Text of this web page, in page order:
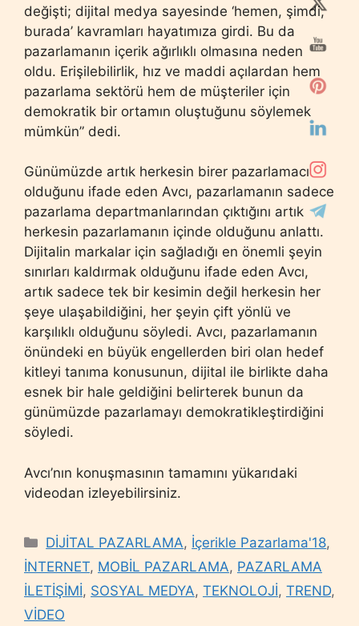
değişti; dijital medya sayesinde ‘hemen, şimdi,
burada’ kavramları hayatımıza girdi. Bu da
pazarlamanın içerik ağırlıklı olmasına neden
oldu. Erişilebilirlik, hız ve maddi açılardan hem
pazarlama sektörü hem de müşteriler için
demokratik bir ortamın oluştuğunu söylemek
mümkün” dedi.
Günümüzde artık herkesin birer pazarlamacı
olduğunu ifade eden Avcı, pazarlamanın sadece
pazarlama departmanlarından çıktığını artık
herkesin pazarlamanın içinde olduğunu anlattı.
Dijitalin markalar için sağladığı en önemli şeyin
sınırları kaldırmak olduğunu ifade eden Avcı,
artık sadece tek bir kesimin değil herkesin her
şeye ulaşabildiğini, her şeyin çift yönlü ve
karşılıklı olduğunu söyledi. Avcı, pazarlamanın
önündeki en büyük engellerden biri olan hedef
kitleyi tanıma konusunun, dijital ile birlikte daha
esnek bir hale geldiğini belirterek bunun da
günümüzde pazarlamayı demokratikleştirdiğini
söyledi.
Avcı’nın konuşmasının tamamını yükarıdaki
videodan izleyebilirsiniz.
Categories
DİJİTAL PAZARLAMA, İçerikle Pazarlama'18,
İNTERNET, MOBİL PAZARLAMA, PAZARLAMA
İLETİŞİMİ, SOSYAL MEDYA, TEKNOLOJİ, TREND,
VİDEO